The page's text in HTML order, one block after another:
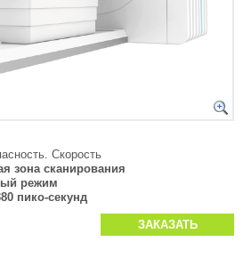
Скорость
зона сканирования
режим
пико-секунд
ЗАКАЗАТЬ